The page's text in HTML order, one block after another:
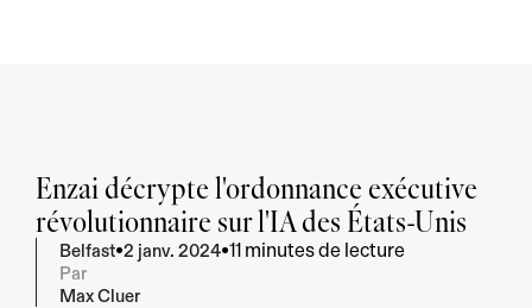
Enzai décrypte l'ordonnance exécutive
révolutionnaire sur l'IA des États-Unis
Belfast•2 janv. 2024•11 minutes de lecture
Par
Max Cluer